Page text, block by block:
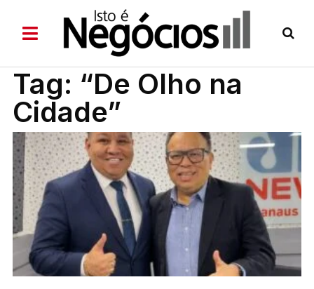
Tag: “De Olho na
Cidade”